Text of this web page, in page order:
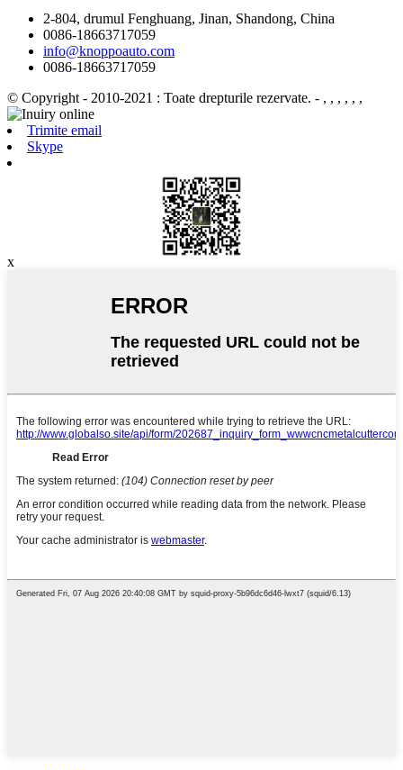
2-804, drumul Fenghuang, Jinan, Shandong, China
0086-18663717059
info@knoppoauto.com
0086-18663717059
© Copyright - 2010-2021 : Toate drepturile rezervate. - , , , , , ,
Trimite email
Skype
x